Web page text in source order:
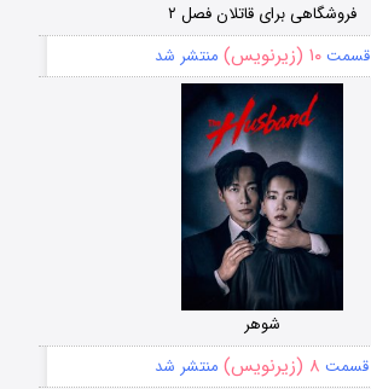
فروشگاهی برای قاتلان فصل ۲
قسمت۱۰ (زیرنویس) منتشر شد
شوهر
قسمت ۸ (زیرنویس) منتشر شد